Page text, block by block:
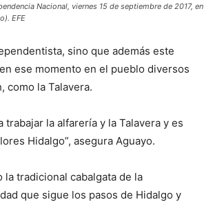
Nacional, viernes 15 de septiembre de 2017, en
EFE
sino que además este
ese momento en el pueblo diversos
como la Talavera.
la alfarería y la Talavera y es
Hidalgo”, asegura Aguayo.
la tradicional cabalgata de la
que sigue los pasos de Hidalgo y